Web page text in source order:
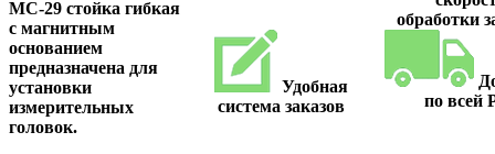
МС-29 стойка гибкая
с магнитным
основанием
предназначена для
установки
измерительных
головок.
обработки
Удобная
система заказов
по всей